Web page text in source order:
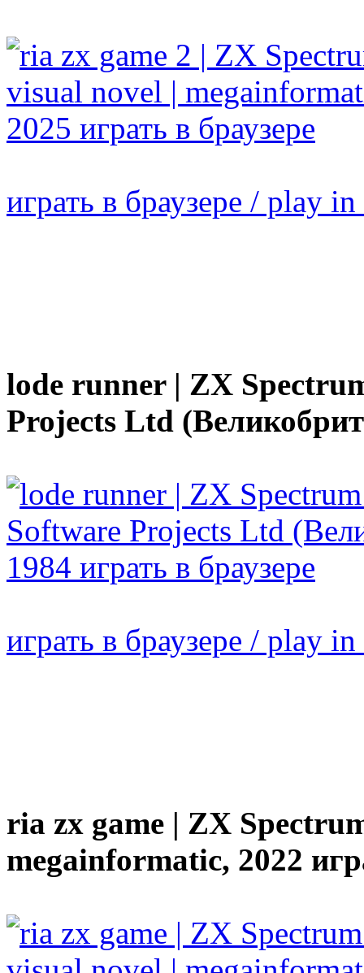
играть в браузере / play
lode runner | ZX
Projects Ltd
играть в браузере / play
ria zx game | ZX
megainformatic, 2022